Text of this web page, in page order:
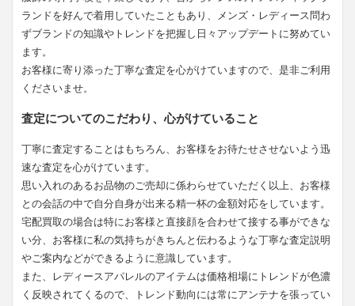
ランドを好んで着用していたこともあり、メンズ・レディース問わ
ずブランドの知識やトレンドを把握し日々アップデートに努めてい
ます。
お客様に寄り添った丁寧な査定を心がけていますので、是非ご利用
くださいませ。
査定についてのこだわり、心がけていること
丁寧に査定することはもちろん、お客様をお待たせさせないよう迅
速な査定を心がけています。
思い入れのあるお品物のご売却に係わらせていただく以上、お客様
との会話の中で自分自身が出来る精一杯の金額対応をしています。
宅配買取の場合は特にお客様と直接顔を合わせて接する事ができな
い分、お客様に私の気持ちがきちんと伝わるような丁寧な査定説明
やご案内などができるように意識しています。
また、レディースアパレルのアイテムは価格相場にトレンドが色濃
く反映されてくるので、トレンド動向には常にアンテナを張ってい